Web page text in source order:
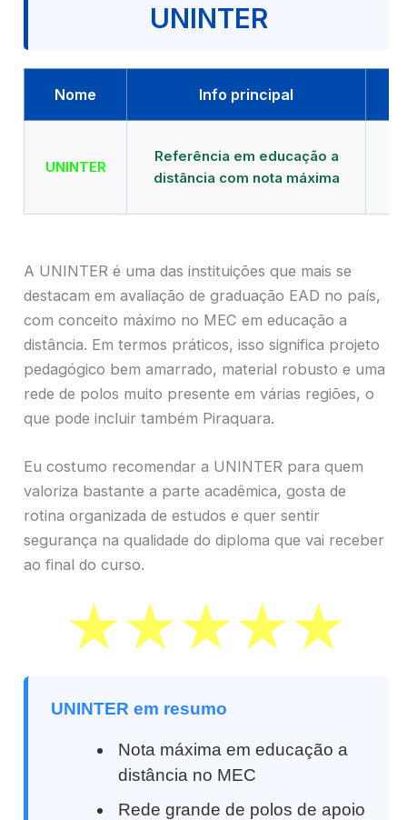
UNINTER
Nome Info principal
UNINTER
Referência em educação a
distância com nota máxima
A UNINTER é uma das instituições que mais se
destacam em avaliação de graduação EAD no país,
com conceito máximo no MEC em educação a
distância. Em termos práticos, isso significa projeto
pedagógico bem amarrado, material robusto e uma
rede de polos muito presente em várias regiões, o
que pode incluir também Piraquara.
Eu costumo recomendar a UNINTER para quem
valoriza bastante a parte acadêmica, gosta de
rotina organizada de estudos e quer sentir
segurança na qualidade do diploma que vai receber
ao final do curso.
UNINTER em resumo
Nota máxima em educação a
distância no MEC
Rede grande de polos de apoio